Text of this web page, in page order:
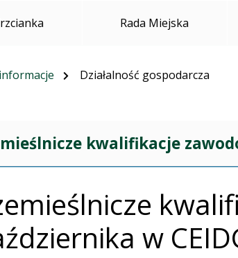
Rada Miejska
Działalność gospodarcza
kwalifikacje
w